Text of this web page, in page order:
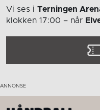
Vi ses i Terningen
klokken 17:00 – når